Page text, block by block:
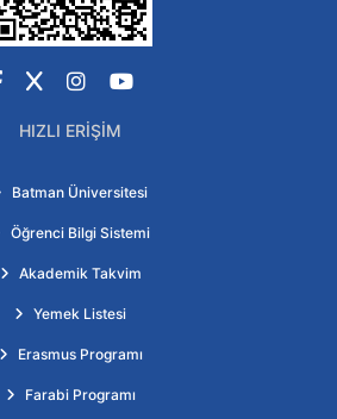
Facebook
X Instagram
YouTube
HIZLI ERIŞIM
Batman Üniversitesi
Öğrenci Bilgi Sistemi
Akademik Takvim
Yemek Listesi
Erasmus Programı
Farabi Programı